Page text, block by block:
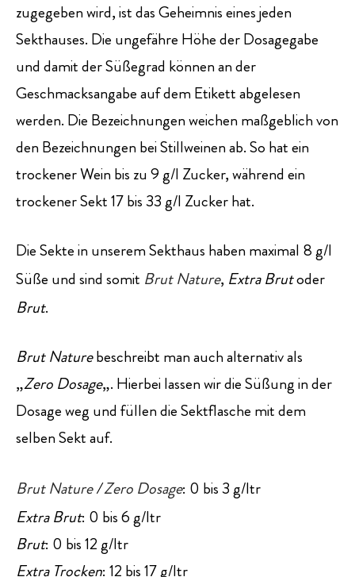
zugegeben wird, ist das Geheimnis eines jeden
Sekthauses. Die ungefähre Höhe der Dosagegabe
und damit der Süßegrad können an der
Geschmacksangabe auf dem Etikett abgelesen
werden. Die Bezeichnungen weichen maßgeblich von
den Bezeichnungen bei Stillweinen ab. So hat ein
trockener Wein bis zu 9 g/l Zucker, während ein
trockener Sekt 17 bis 33 g/l Zucker hat.
Die Sekte in unserem Sekthaus haben maximal 8 g/l
Süße und sind somit Brut Nature, Extra Brutoder
Brut.
Brut Naturebeschreibt man auch alternativ als
„Zero Dosage„. Hierbei lassen wir die Süßung in der
Dosage weg und füllen die Sektflasche mit dem
selben Sekt auf.
Brut Nature/Zero Dosage: 0 bis 3 g/ltr
Extra Brut: 0 bis 6 g/ltr
Brut: 0 bis 12 g/ltr
Extra Trocken: 12 bis 17 g/ltr